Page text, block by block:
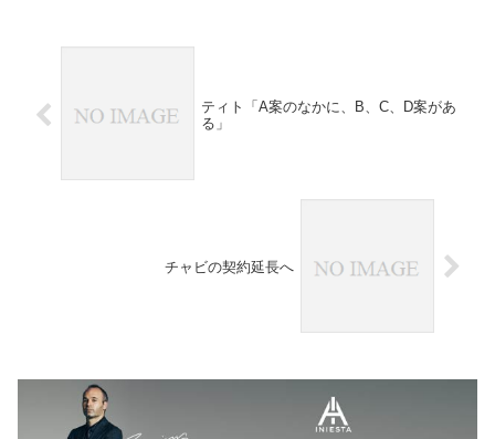
ティト「A案のなかに、B、C、D案があ
る」
チャビの契約延長へ